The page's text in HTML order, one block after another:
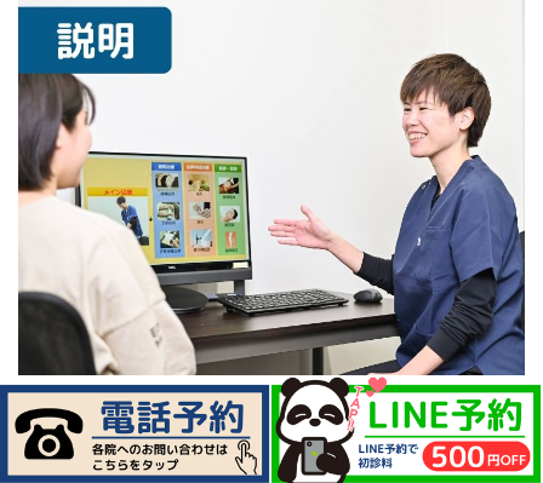
4.状態説明
検査結果をもとに、現在のお身体の状態や痛みの原